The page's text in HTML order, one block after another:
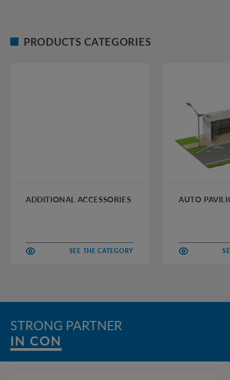
PRODUCTS CATEGORIES
ADDITIONAL ACCESSORIES
SEE THE CATEGORY
AUTO
STRONG PARTNER
IN CONSTRUCT